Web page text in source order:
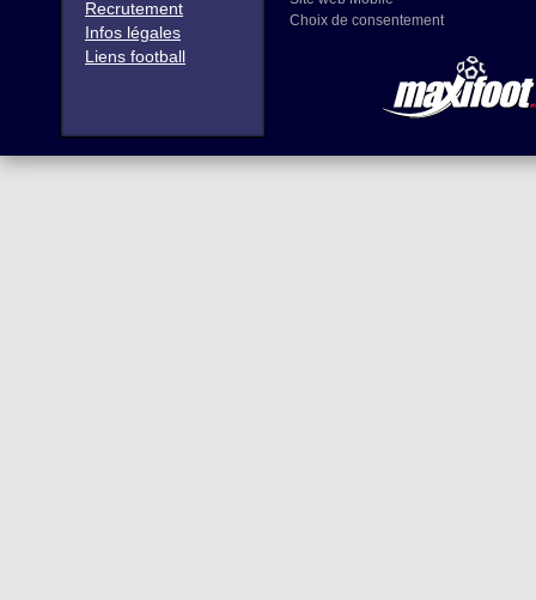
Recrutement
Infos légales
Liens football
Choix de consentement